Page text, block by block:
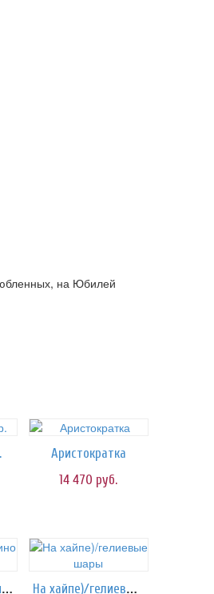
на Юбилей
Аристократка
14 470 руб.
Мишка Бернардино | 130 см На хайпе)/гелиевые шары